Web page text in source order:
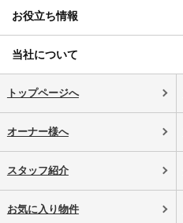
お役立ち情報
当社について
トップページへ
オーナー様へ
スタッフ紹介
お気に入り物件